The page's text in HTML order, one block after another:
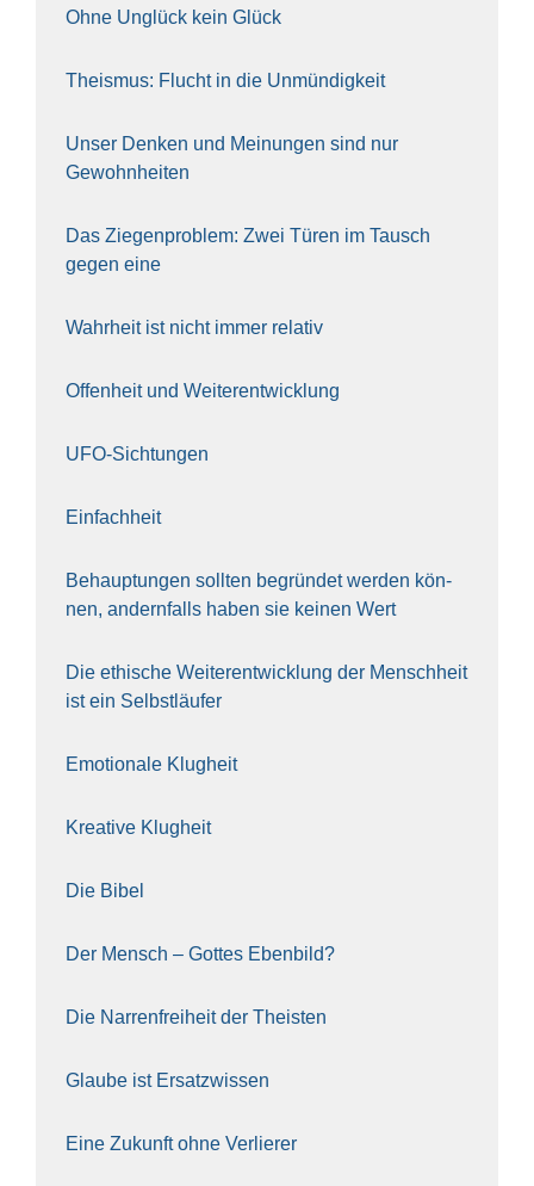
Ohne Unglück kein Glück
The­is­mus: Flucht in die Unmün­dig­keit
Unser Den­ken und Mei­nun­gen sind nur
Gewohn­hei­ten
Das Zie­gen­pro­blem: Zwei Türen im Tausch
gegen eine
Wahr­heit ist nicht immer rela­tiv
Offen­heit und Wei­ter­ent­wick­lung
UFO-Sich­tun­gen
Ein­fach­heit
Behaup­tun­gen soll­ten begrün­det wer­den kön­
nen, andern­falls haben sie kei­nen Wert
Die ethi­sche Wei­ter­ent­wick­lung der Mensch­heit
ist ein Selbst­läu­fer
Emo­tio­na­le Klug­heit
Krea­ti­ve Klug­heit
Die Bibel
Der Mensch – Got­tes Eben­bild?
Die Nar­ren­frei­heit der The­is­ten
Glau­be ist Ersatz­wis­sen
Eine Zukunft ohne Ver­lie­rer